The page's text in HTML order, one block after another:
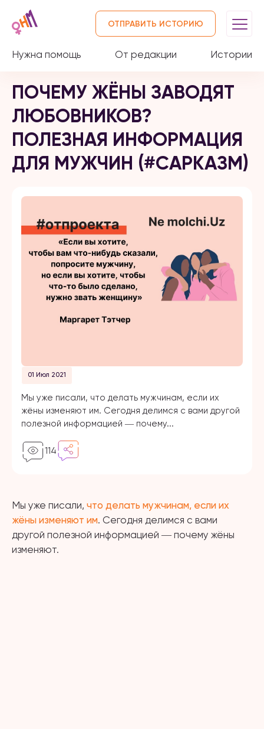
Нужна помощь От редакции Истории
ОТПРАВИТЬ ИСТОРИЮ
ПОЧЕМУ ЖЁНЫ ЗАВОДЯТ
ЛЮБОВНИКОВ?
ПОЛЕЗНАЯ ИНФОРМАЦИЯ
ДЛЯ МУЖЧИН (#САРКАЗМ)
01 Июл 2021
Мы уже писали, что делать мужчинам, если их
жёны изменяют им. Сегодня делимся с вами другой
полезной информацией ― почему...
114
Мы уже писали, что делать мужчинам, если их
жёны изменяют им. Сегодня делимся с вами
другой полезной информацией ― почему жёны
изменяют.